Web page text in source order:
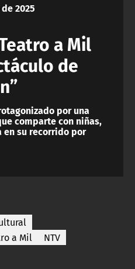
2025
a Mil
de
por una
comparte con niñas,
su recorrido por
a Mil
NTV